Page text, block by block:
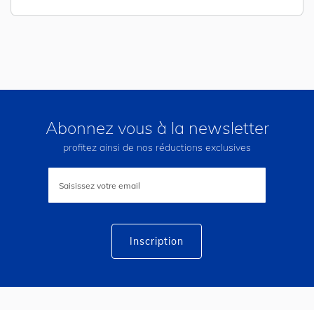
Abonnez vous à la newsletter
profitez ainsi de nos réductions exclusives
lettre
Inscription